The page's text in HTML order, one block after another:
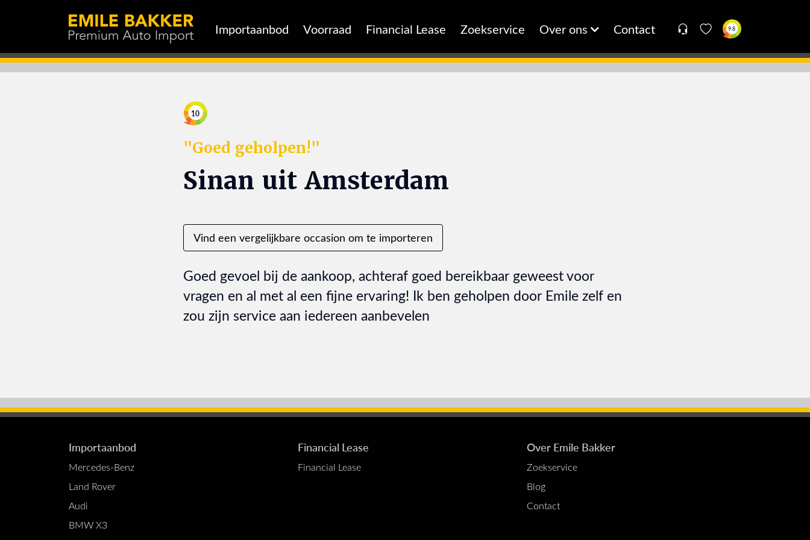
Importaanbod Voorraad Financial Lease Zoekservice Over ons Contact 9.8
10
"Goed geholpen!"
Sinan uit Amsterdam
Vind een vergelijkbare occasion om te importeren
Goed gevoel bij de aankoop, achteraf goed bereikbaar geweest voor
vragen en al met al een fijne ervaring! Ik ben geholpen door Emile zelf en
zou zijn service aan iedereen aanbevelen
Importaanbod
Mercedes-Benz
Land Rover
Audi
BMW X3
Financial Lease
Financial Lease
Over Emile Bakker
Zoekservice
Blog
Contact